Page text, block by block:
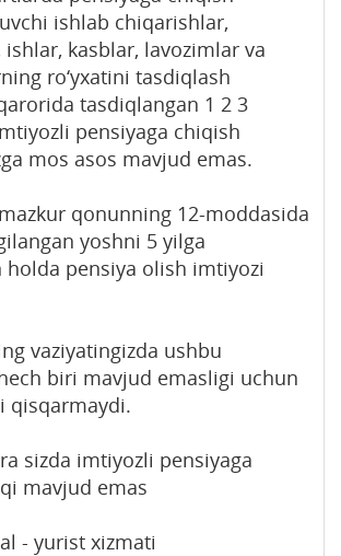
ishlab chiqarishlar,
ishlar, kasblar, lavozimlar va
ro‘yxatini tasdiqlash
qarorida tasdiqlangan 1 2 3
pensiyaga chiqish
mos asos mavjud emas.
qonunning 12-moddasida
yoshni 5 yilga
pensiya olish imtiyozi
vaziyatingizda ushbu
biri mavjud emasligi uchun
qisqarmaydi.
sizda imtiyozli pensiyaga
mavjud emas
- yurist xizmati